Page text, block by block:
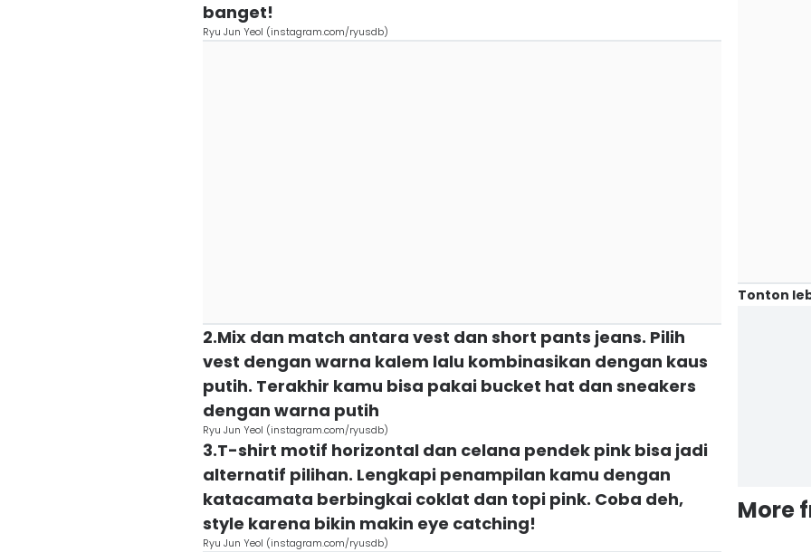
banget!
Ryu Jun Yeol (instagram.com/ryusdb)
2.Mix dan match antara vest dan short pants jeans. Pilih
vest dengan warna kalem lalu kombinasikan dengan kaus
putih. Terakhir kamu bisa pakai bucket hat dan sneakers
dengan warna putih
Ryu Jun Yeol (instagram.com/ryusdb)
3.T-shirt motif horizontal dan celana pendek pink bisa jadi
alternatif pilihan. Lengkapi penampilan kamu dengan
katacamata berbingkai coklat dan topi pink. Coba deh,
style karena bikin makin eye catching!
Ryu Jun Yeol (instagram.com/ryusdb)
Tonton
More